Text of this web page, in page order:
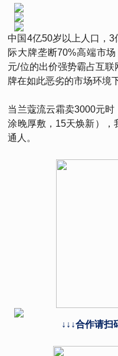
中国4亿50岁以上人口，3
际大牌垄断70%高端市
元/位的出价强势霸占互
牌在如此恶劣的市场环境
当兰蔻流云霜卖3000元
涂晚厚敷，15天焕新），
通人。
↓↓↓合作请扫